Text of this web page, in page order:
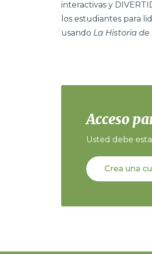
interactivas y
los estudiantes para
usando La Historia
Acceso
Usted debe
Crea una